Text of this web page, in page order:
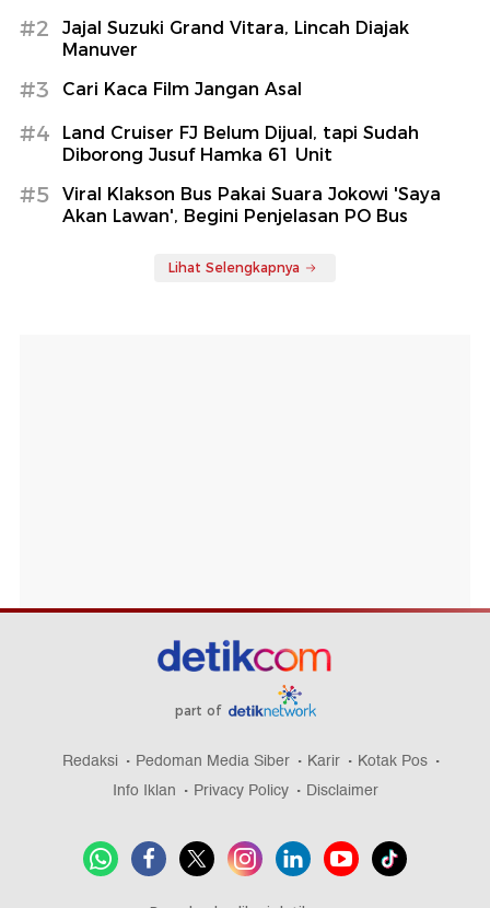
#2
Jajal Suzuki Grand Vitara, Lincah Diajak
Manuver
#3 Cari Kaca Film Jangan Asal
#4
Land Cruiser FJ Belum Dijual, tapi Sudah
Diborong Jusuf Hamka 61 Unit
#5
Viral Klakson Bus Pakai Suara Jokowi 'Saya
Akan Lawan', Begini Penjelasan PO Bus
Lihat Selengkapnya
part of
Redaksi Pedoman Media Siber Karir
Kotak Pos
Info Iklan
Privacy Policy Disclaimer